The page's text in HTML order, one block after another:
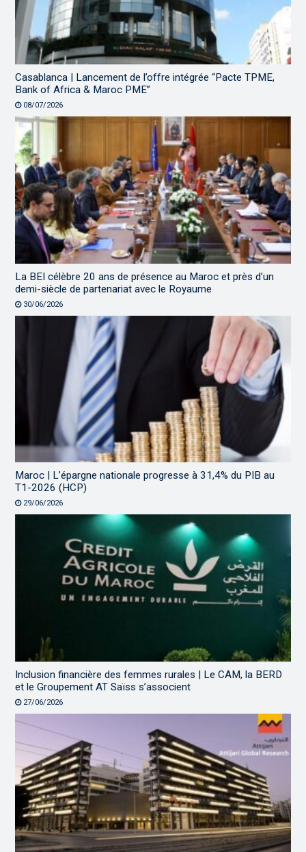
Casablanca | Lancement de l’offre intégrée “Pacte TPME,
Bank of Africa & Maroc PME”
08/07/2026
La BEI célèbre 20 ans de présence au Maroc et près d’un
demi-siècle de partenariat avec le Royaume
30/06/2026
Maroc | L’épargne nationale progresse à 31,4% du PIB au
T1-2026 (HCP)
29/06/2026
Inclusion financière des femmes rurales | Le CAM, la BERD
et le Groupement AT Saïss s’associent
27/06/2026